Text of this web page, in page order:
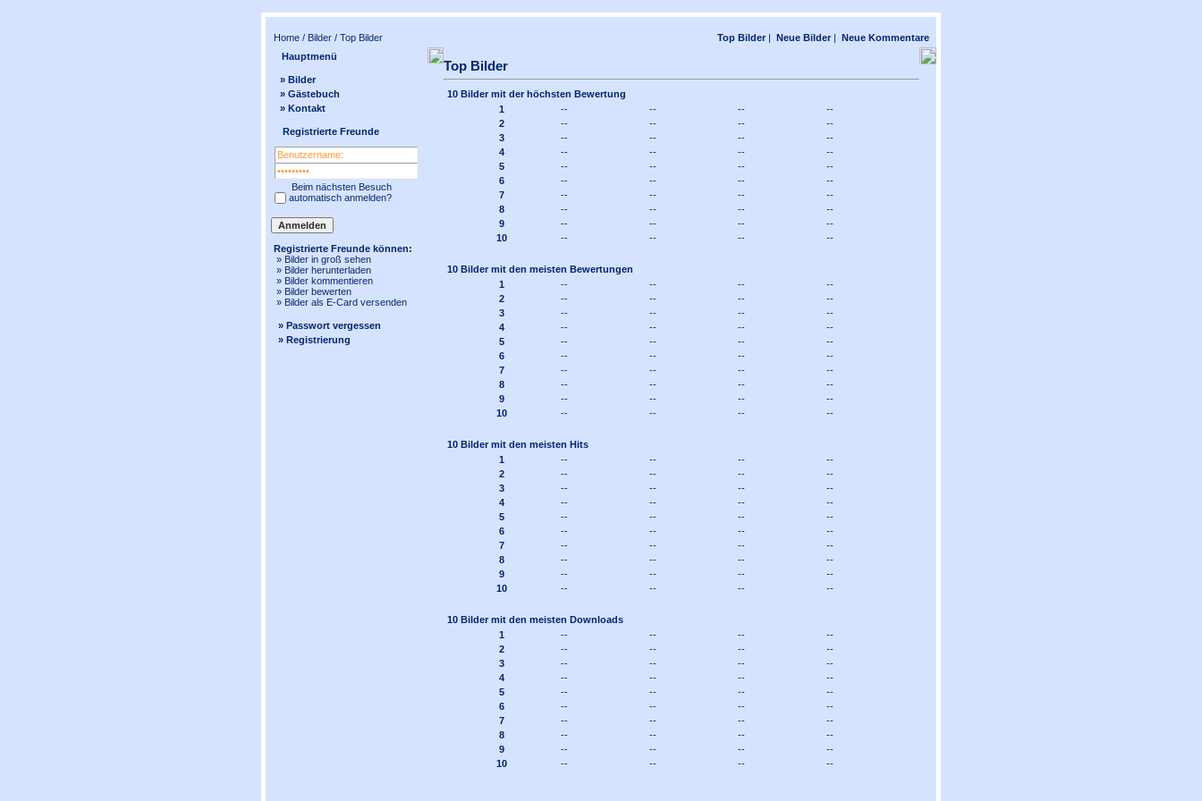
Home / Bilder / Top Bilder Top Bilder | Neue Bilder | Neue Kommentare
Hauptmenü
» Bilder
» Gästebuch
» Kontakt
Registrierte Freunde
Beim nächsten Besuch
automatisch anmelden?
Registrierte Freunde können:
» Bilder in groß sehen
» Bilder herunterladen
» Bilder kommentieren
» Bilder bewerten
» Bilder als E-Card versenden
» Passwort vergessen
» Registrierung
Top Bilder
10 Bilder mit der höchsten Bewertung
1
-- -- --
--
2
-- -- --
--
3
-- -- --
--
4
-- -- --
--
5
-- -- --
--
6
-- -- --
--
7
-- -- --
--
8
-- -- --
--
9
-- -- --
--
10
-- -- -- --
10 Bilder mit den meisten Bewertungen
1
-- -- --
--
2
-- -- --
--
3
-- -- --
--
4
-- -- --
--
5
-- -- --
--
6
-- -- --
--
7
-- -- --
--
8
-- -- --
--
9
-- -- --
--
10
-- -- -- --
10 Bilder mit den meisten Hits
1
-- -- --
--
2
-- -- --
--
3
-- -- --
--
4
-- -- --
--
5
-- -- --
--
6
-- -- --
--
7
-- -- --
--
8
-- -- --
--
9
-- -- --
--
10
-- -- -- --
10 Bilder mit den meisten Downloads
1
-- -- --
--
2
-- -- --
--
3
-- -- --
--
4
-- -- --
--
5
-- -- --
--
6
-- -- --
--
7
-- -- --
--
8
-- -- --
--
9
-- -- --
--
10
-- -- -- --